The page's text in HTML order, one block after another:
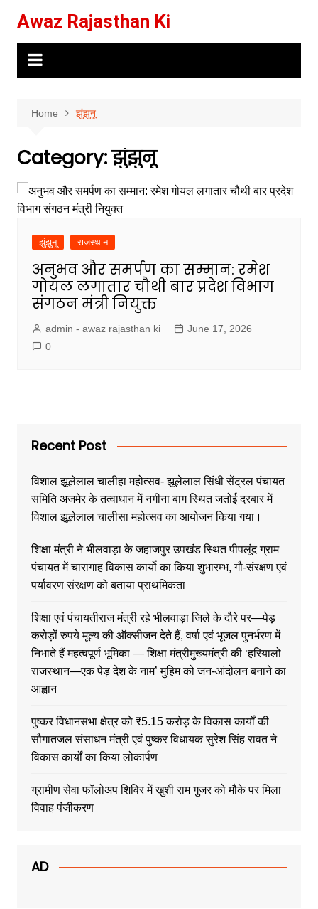
content
Awaz Rajasthan Ki
Home झुंझुनू
Category:झुंझुनू
झुंझुनू राजस्थान
अनुभव और समर्पण का सम्मान: रमेश
गोयल लगातार चौथी बार प्रदेश विभाग
संगठन मंत्री नियुक्त
admin - awaz rajasthan ki
June 17, 2026
0
Recent Post
विशाल झूलेलाल चालीहा महोत्सव- झूलेलाल सिंधी सेंट्रल पंचायत
समिति अजमेर के तत्वाधान में नगीना बाग स्थित जतोई दरबार में
विशाल झूलेलाल चालीसा महोत्सव का आयोजन किया गया।
शिक्षा मंत्री ने भीलवाड़ा के जहाजपुर उपखंड स्थित पीपलूंद ग्राम
पंचायत में चारागाह विकास कार्यो का किया शुभारम्भ, गौ-संरक्षण एवं
पर्यावरण संरक्षण को बताया प्राथमिकता
शिक्षा एवं पंचायतीराज मंत्री रहे भीलवाड़ा जिले के दौरे पर—पेड़
करोड़ों रुपये मूल्य की ऑक्सीजन देते हैं, वर्षा एवं भूजल पुनर्भरण में
निभाते हैं महत्वपूर्ण भूमिका — शिक्षा मंत्रीमुख्यमंत्री की ‘हरियालो
राजस्थान—एक पेड़ देश के नाम’ मुहिम को जन-आंदोलन बनाने का
आह्वान
पुष्कर विधानसभा क्षेत्र को ₹5.15 करोड़ के विकास कार्यों की
सौगातजल संसाधन मंत्री एवं पुष्कर विधायक सुरेश सिंह रावत ने
विकास कार्यों का किया लोकार्पण
ग्रामीण सेवा फॉलोअप शिविर में खुशी राम गुजर को मौके पर मिला
विवाह पंजीकरण
AD